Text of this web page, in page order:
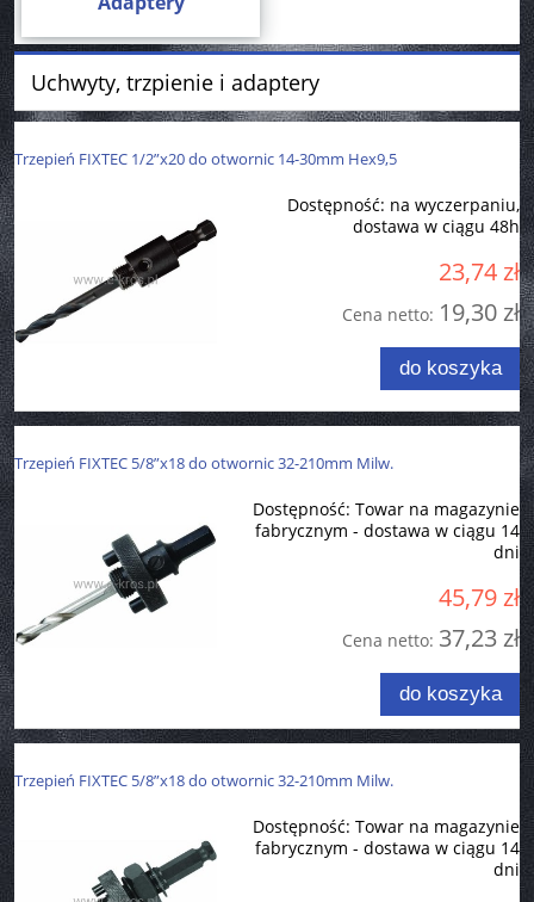
Uchwyty, trzpienie i adaptery
Trzepień FIXTEC 1/2”x20 do otwornic 14-30mm Hex9,5
Dostępność: na wyczerpaniu,
dostawa w ciągu 48h
23,74 zł
Cena netto: 19,30 zł
do koszyka
Trzepień FIXTEC 5/8”x18 do otwornic 32-210mm Milw.
Dostępność: Towar na magazynie
fabrycznym - dostawa w ciągu 14
dni
45,79 zł
Cena netto: 37,23 zł
do koszyka
Trzepień FIXTEC 5/8”x18 do otwornic 32-210mm Milw.
Dostępność: Towar na magazynie
fabrycznym - dostawa w ciągu 14
dni